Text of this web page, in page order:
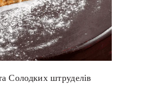
Солодких штруделів